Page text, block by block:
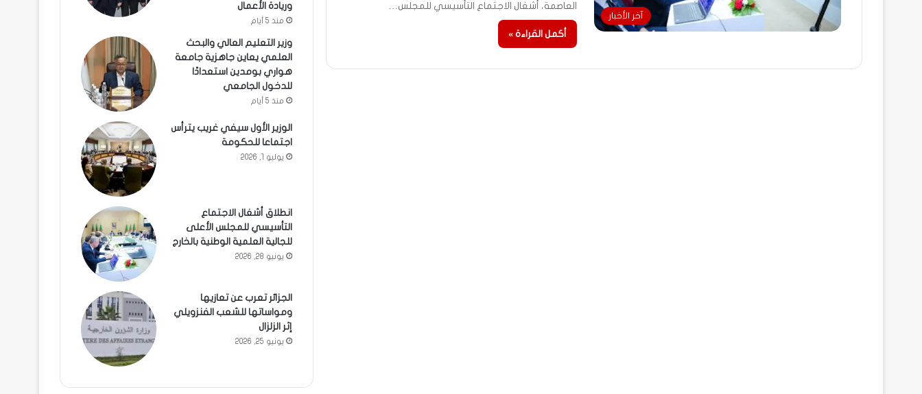
آخر الأخبار
العاصمة، أشغال الاجتماع التأسيسي للمجلس…
أكمل القراءة »
وريادة الأعمال
منذ 5 أيام
وزير التعليم العالي والبحث
العلمي يعاين جاهزية جامعة
هواري بومدين استعدادًا
للدخول الجامعي
منذ 5 أيام
الوزير الأول سيفي غريب يترأس
اجتماعا للحكومة
يوليو 1, 2026
انطلاق أشغال الاجتماع
التأسيسي للمجلس الأعلى
للجالية العلمية الوطنية بالخارج
يونيو 28, 2026
الجزائر تعرب عن تعازيها
ومواساتها للشعب الفنزويلي
إثر الزلزال
يونيو 25, 2026